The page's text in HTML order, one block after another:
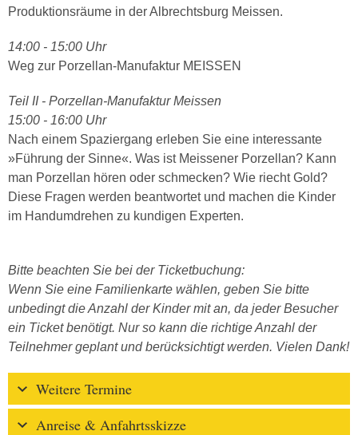
Produktionsräume in der Albrechtsburg Meissen.
14:00 - 15:00 Uhr
Weg zur Porzellan-Manufaktur MEISSEN
Teil II - Porzellan-Manufaktur Meissen
15:00 - 16:00 Uhr
Nach einem Spaziergang erleben Sie eine interessante
»Führung der Sinne«. Was ist Meissener Porzellan? Kann
man Porzellan hören oder schmecken? Wie riecht Gold?
Diese Fragen werden beantwortet und machen die Kinder
im Handumdrehen zu kundigen Experten.
Bitte beachten Sie bei der Ticketbuchung:
Wenn Sie eine Familienkarte wählen, geben Sie bitte
unbedingt die Anzahl der Kinder mit an, da jeder Besucher
ein Ticket benötigt. Nur so kann die richtige Anzahl der
Teilnehmer geplant und berücksichtigt werden. Vielen Dank!
Weitere Termine
Anreise & Anfahrtsskizze